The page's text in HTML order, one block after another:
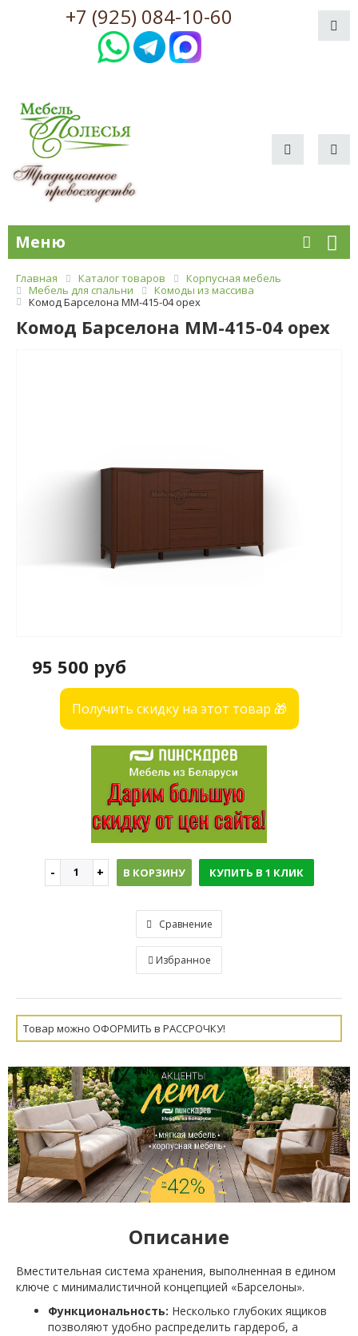
+7 (925) 084-10-60
Меню
Главная Каталог товаров
Корпусная мебель
Мебель для спальни
Комоды из массива
Комод Барселона ММ-415-04 орех
Комод Барселона ММ-415-04 орех
95 500 руб
Получить скидку на этот товар 🎁
В КОРЗИНУ КУПИТЬ В 1 КЛИК
Сравнение
Избранное
Товар можно ОФОРМИТЬ в РАССРОЧКУ!
Описание
Вместительная система хранения, выполненная в едином
ключе с минималистичной концепцией «Барселоны».
Функциональность: Несколько глубоких ящиков
позволяют удобно распределить гардероб, а